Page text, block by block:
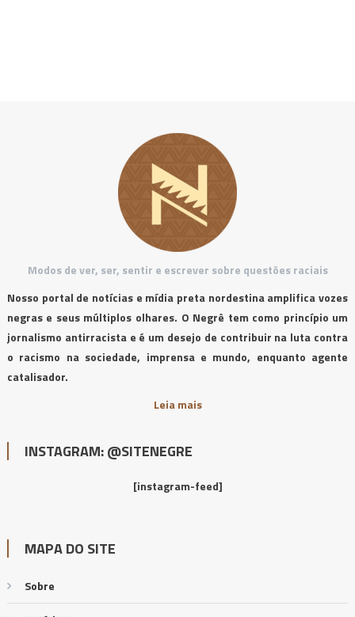
Modos de ver, ser, sentir e escrever sobre questões raciais
Nosso portal de notícias e mídia preta nordestina amplifica vozes
negras e seus múltiplos olhares. O Negrê tem como princípio um
jornalismo antirracista e é um desejo de contribuir na luta contra
o racismo na sociedade, imprensa e mundo, enquanto agente
catalisador.
Leia mais
INSTAGRAM: @SITENEGRE
[instagram-feed]
MAPA DO SITE
Sobre